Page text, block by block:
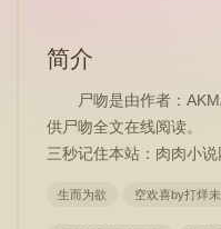
简介
尸吻是由作者：
供尸吻全文在线阅读。
三秒记住本站：肉肉小
生而为欲 空欢喜by打烊